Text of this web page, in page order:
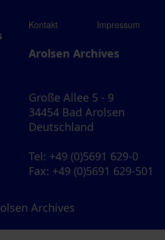
Kontakt Impressum
Arolsen Archives
Große Allee 5 - 9
34454 Bad Arolsen
Deutschland
Tel: +49 (0)5691 629-0
Fax: +49 (0)5691 629-501
Archives